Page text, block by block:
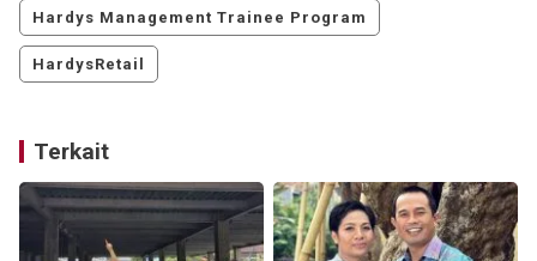
Hardys Management Trainee Program
HardysRetail
Terkait